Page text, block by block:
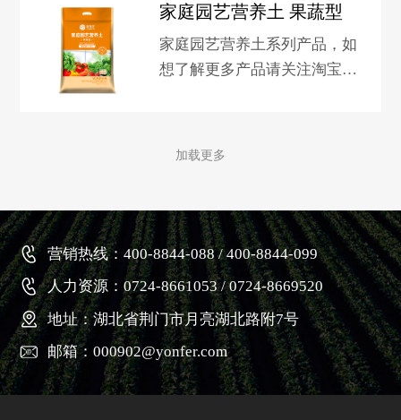
家庭园艺营养土 果蔬型
家庭园艺营养土系列产品，如
想了解更多产品请关注淘宝新
加载更多
营销热线：400-8844-088 / 400-8844-099
人力资源：0724-8661053 / 0724-8669520
地址：湖北省荆门市月亮湖北路附7号
邮箱：000902@yonfer.com